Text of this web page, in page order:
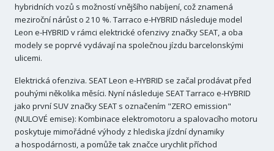
hybridních vozů s možností vnějšího nabíjení, což znamená
meziroční nárůst o 210 %. Tarraco e-HYBRID následuje model
Leon e-HYBRID v rámci elektrické ofenzivy značky SEAT, a oba
modely se poprvé vydávají na společnou jízdu barcelonskými
ulicemi.
Elektrická ofenziva. SEAT Leon e-HYBRID se začal prodávat před
pouhými několika měsíci. Nyní následuje SEAT Tarraco e-HYBRID
jako první SUV značky SEAT s označením "ZERO emission"
(NULOVÉ emise): Kombinace elektromotoru a spalovacího motoru
poskytuje mimořádné výhody z hlediska jízdní dynamiky
a hospodárnosti, a pomůže tak značce urychlit příchod